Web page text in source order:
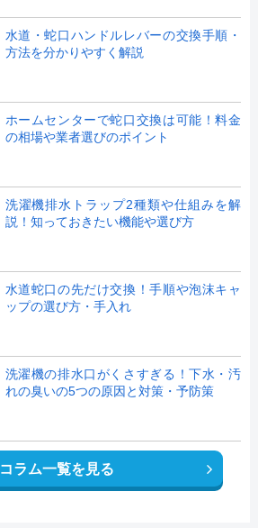
水道・蛇口ハンドルレバーの交換手順・
方法を分かりやすく解説
ホームセンターで蛇口交換は可能！料金
の相場や業者選びのポイント
洗濯機排水トラップ2種類や仕組みを解
説！知っておきたい機能や選び方
水道蛇口の先だけ交換！手順や泡沫キャ
ップの選び方・手入れ
洗濯機の排水口がくさすぎる！下水・汚
れの臭いの5つの原因と対策・予防策
コラム一覧を見る